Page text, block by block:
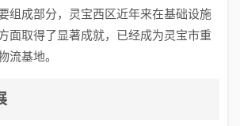
组成部分，灵宝西区近年来在基础设施
面取得了显著成就，已经成为灵宝市重
流基地。